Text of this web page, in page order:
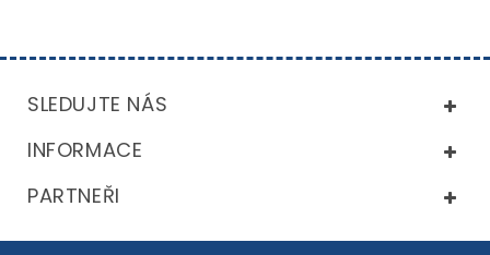
SLEDUJTE NÁS
INFORMACE
PARTNEŘI